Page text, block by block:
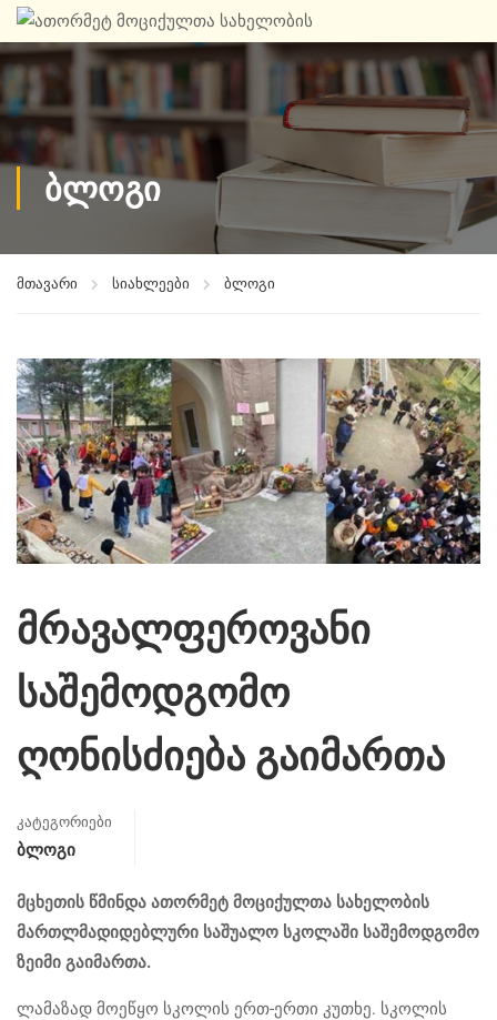
ბლოგი
მთავარი სიახლეები ბლოგი
მრავალფეროვანი
საშემოდგომო
ღონისძიება გაიმართა
კატეგორიები
Ბლოგი
მცხეთის წმინდა ათორმეტ მოციქულთა სახელობის
მართლმადიდებლური საშუალო სკოლაში საშემოდგომო
ზეიმი გაიმართა.
ლამაზად მოეწყო სკოლის ერთ-ერთი კუთხე. სკოლის